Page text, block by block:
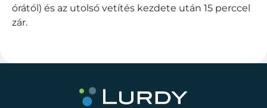
órától) és az utolsó vetítés kezdete után 15 perccel
zár.